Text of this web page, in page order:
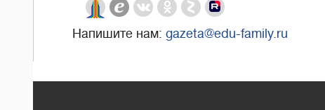
Напишите нам: gazeta@edu-family.ru